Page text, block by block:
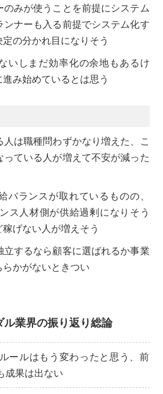
のみが使うことを前提にシステム
ンナーも入る前提でシステム化す
の分かれ目になりそう
いしまだ効率化の余地もあるけ
み始めているとは思う
人は職種問わずかなり増えた、こ
ている人が増えて不安が減った
バランスが取れているものの、
ス人材側が供給過剰になりそう
げない人が増えそう
立するなら顧客に選ばれるか事業
かがないときつい
ル業界の振り返り総論
ールはもう変わったと思う、前
成果は出ない